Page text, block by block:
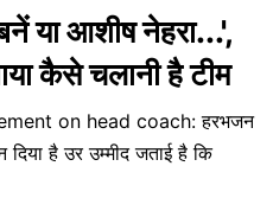
या आशीष नेहरा...',
कैसे चलानी है टीम
on head coach: हरभजन
है उर उम्मीद जताई है कि